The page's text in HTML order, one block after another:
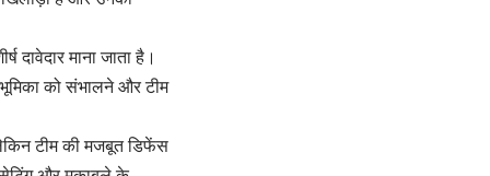
दावेदार माना जाता है।
को संभालने और टीम
टीम की मजबूत डिफेंस